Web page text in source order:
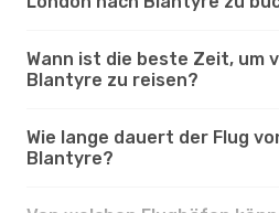
Wann ist die beste Zeit, um
Blantyre zu reisen?
Wie lange dauert der Flug
Blantyre?